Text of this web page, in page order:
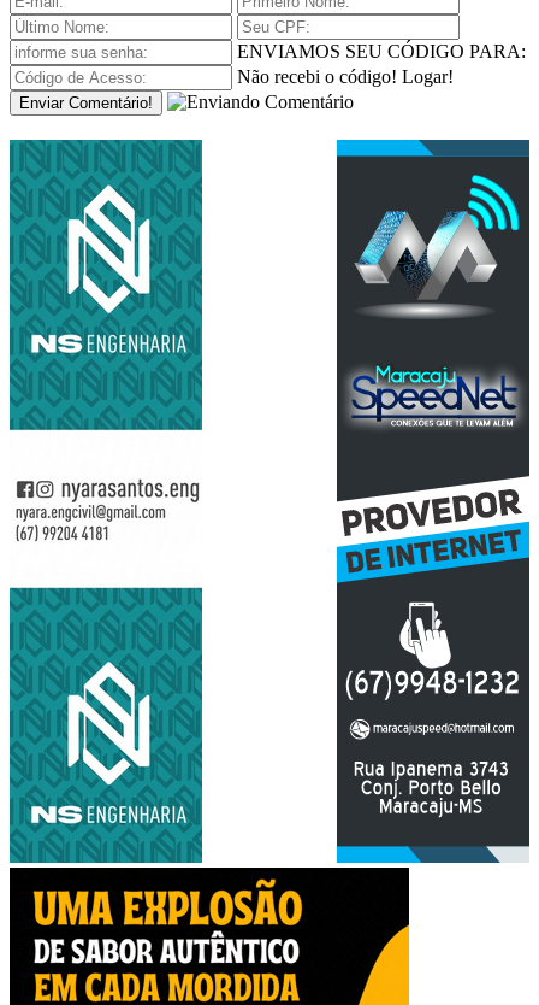
ENVIAMOS SEU CÓDIGO PARA:
Não recebi o código! Logar!
Enviar Comentário!